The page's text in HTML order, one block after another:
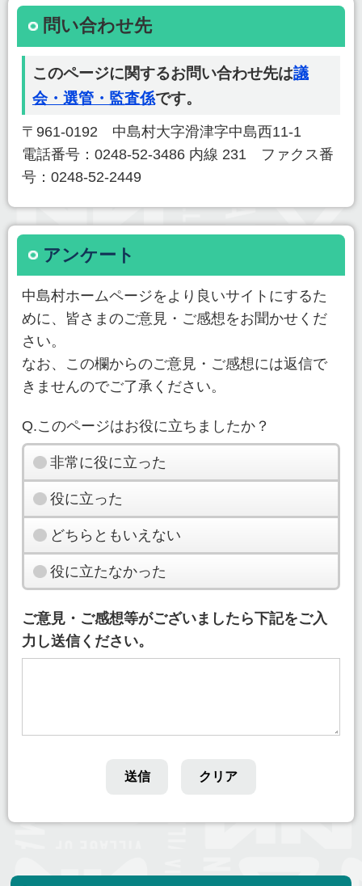
問い合わせ先
このページに関するお問い合わせ先は議
会・選管・監査係です。
〒961-0192 中島村大字滑津字中島西11-1
電話番号：0248-52-3486 内線 231 ファクス番
号：0248-52-2449
アンケート
中島村ホームページをより良いサイトにするた
めに、皆さまのご意見・ご感想をお聞かせくだ
さい。
なお、この欄からのご意見・ご感想には返信で
きませんのでご了承ください。
Q.このページはお役に立ちましたか？
非常に役に立った
役に立った
どちらともいえない
役に立たなかった
ご意見・ご感想等がございましたら下記をご入
力し送信ください。